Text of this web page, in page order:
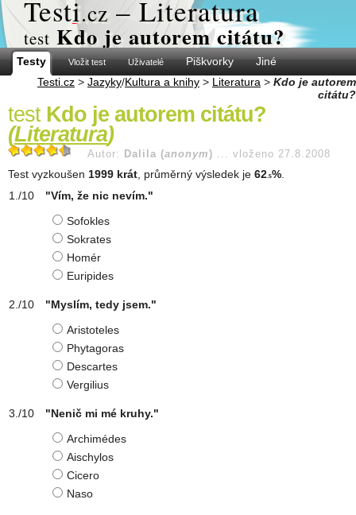
Testi.cz – Literatura
test Kdo je autorem citátu?
Testy Vložit test Uživatelé Piškvorky
Jiné
Testi.cz > Jazyky/Kultura a knihy > Literatura > Kdo je autorem
citátu?
test Kdo je autorem citátu?
(Literatura)
Autor: Dalila (anonym ) ... vloženo 27.8.2008
Test vyzkoušen 1999 krát , průměrný výsledek je 62 .5%
"Vím, že nic nevím."
Sofokles
Sokrates
Homér
Euripides
"Myslím, tedy jsem."
Aristoteles
Phytagoras
Descartes
Vergilius
"Nenič mi mé kruhy."
Archimédes
Aischylos
Cicero
Naso